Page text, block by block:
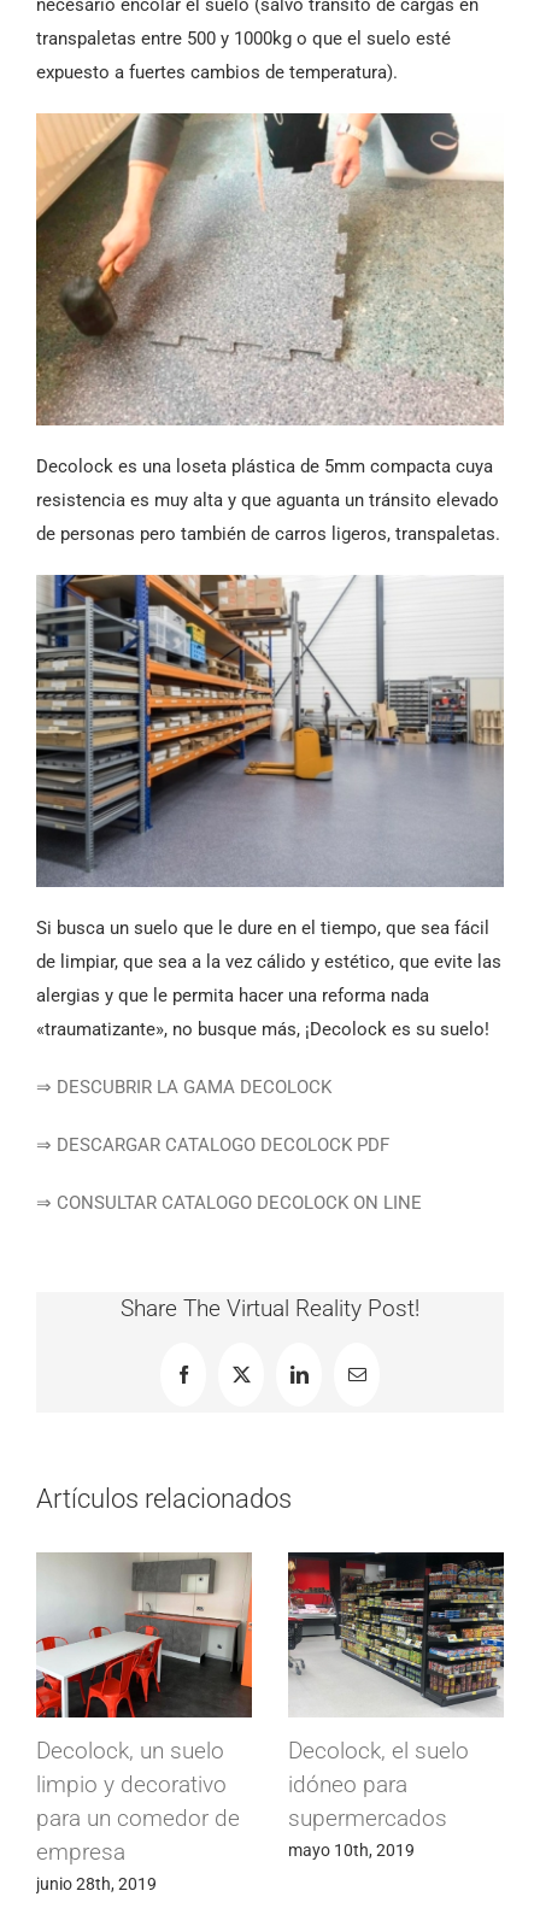
necesario encolar el suelo (salvo tránsito de cargas en
transpaletas entre 500 y 1000kg o que el suelo esté
expuesto a fuertes cambios de temperatura).
Decolock es una loseta plástica de 5mm compacta cuya
resistencia es muy alta y que aguanta un tránsito elevado
de personas pero también de carros ligeros, transpaletas.
Si busca un suelo que le dure en el tiempo, que sea fácil
de limpiar, que sea a la vez cálido y estético, que evite las
alergias y que le permita hacer una reforma nada
«traumatizante», no busque más, ¡Decolock es su suelo!
⇒ DESCUBRIR LA GAMA DECOLOCK
⇒ DESCARGAR CATALOGO DECOLOCK PDF
⇒ CONSULTAR CATALOGO DECOLOCK ON LINE
Share The Virtual Reality Post!
Facebook
X LinkedInCorreo
Artículos relacionados
Decolock, un suelo
limpio y decorativo
para un comedor de
empresa
junio 28th, 2019
Decolock, el suelo
idóneo para
supermercados
mayo 10th, 2019